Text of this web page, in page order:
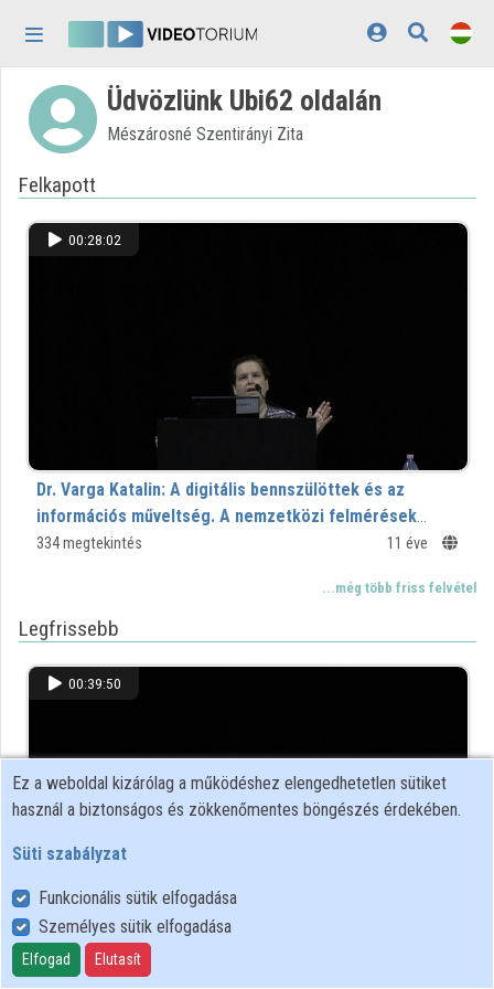
Kezdőlap
Bejelentkezés
Felfedezés
Kategóriák
Üdvözlünk Ubi62 oldalán
Mészárosné Szentirányi Zita
Felkapott
00:28:02
Dr. Varga Katalin: A digitális bennszülöttek és az
információs műveltség. A nemzetközi felmérések
tapasztalatai
334 megtekintés 11 éve
...még több friss felvétel
Legfrissebb
00:39:50
Dr. Sipos Anna Magdolna: A másodlagos digitális
megosztottság hazai jellemzői az empirikus kutatások
Ez a weboldal kizárólag a működéshez elengedhetetlen sütiket
használ a biztonságos és zökkenőmentes böngészés érdekében.
Süti szabályzat
Funkcionális sütik elfogadása
Személyes sütik elfogadása
Elfogad Elutasít